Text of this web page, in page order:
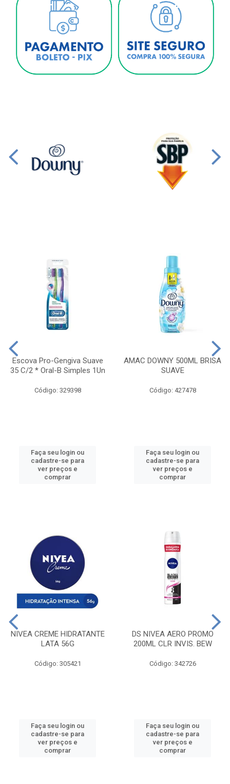
Escova Pro-Gengiva Suave
35 C/2 * Oral-B Simples 1Un
Código: 329398
Faça seu login ou
cadastre-se para
ver preços e
comprar
AMAC DOWNY 500ML BRISA
SUAVE
Código: 427478
Faça seu login ou
cadastre-se para
ver preços e
comprar
NIVEA CREME HIDRATANTE
LATA 56G
Código: 305421
Faça seu login ou
cadastre-se para
ver preços e
comprar
DS NIVEA AERO PROMO
200ML CLR INVIS. BEW
Código: 342726
Faça seu login ou
cadastre-se para
ver preços e
comprar